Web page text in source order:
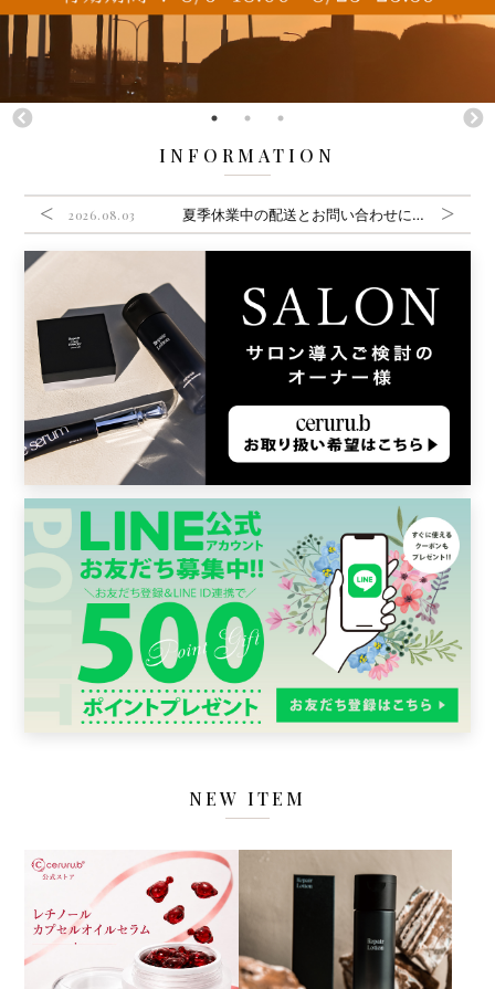
INFORMATION
2026.08.03 夏季休業中の配送とお問い合わせについて
NEW ITEM